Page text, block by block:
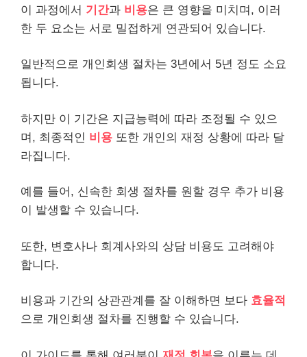
이 과정에서 기간과 비용은 큰 영향을 미치며, 이러
한 두 요소는 서로 밀접하게 연관되어 있습니다.
일반적으로 개인회생 절차는 3년에서 5년 정도 소요
됩니다.
하지만 이 기간은 지급능력에 따라 조정될 수 있으
며, 최종적인 비용 또한 개인의 재정 상황에 따라 달
라집니다.
예를 들어, 신속한 회생 절차를 원할 경우 추가 비용
이 발생할 수 있습니다.
또한, 변호사나 회계사와의 상담 비용도 고려해야
합니다.
비용과 기간의 상관관계를 잘 이해하면 보다 효율적
으로 개인회생 절차를 진행할 수 있습니다.